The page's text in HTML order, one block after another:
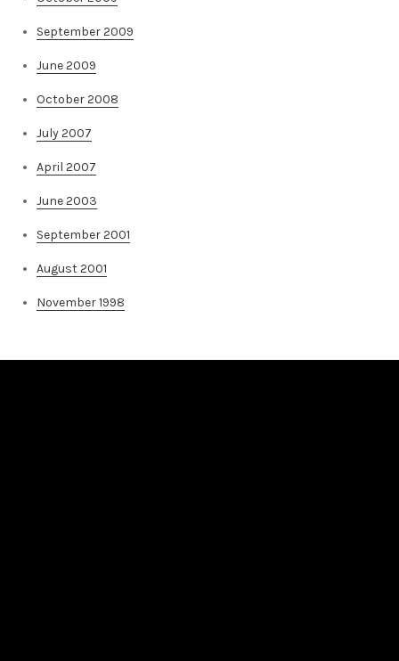
September 2009
June 2009
October 2008
July 2007
April 2007
June 2003
September 2001
August 2001
November 1998